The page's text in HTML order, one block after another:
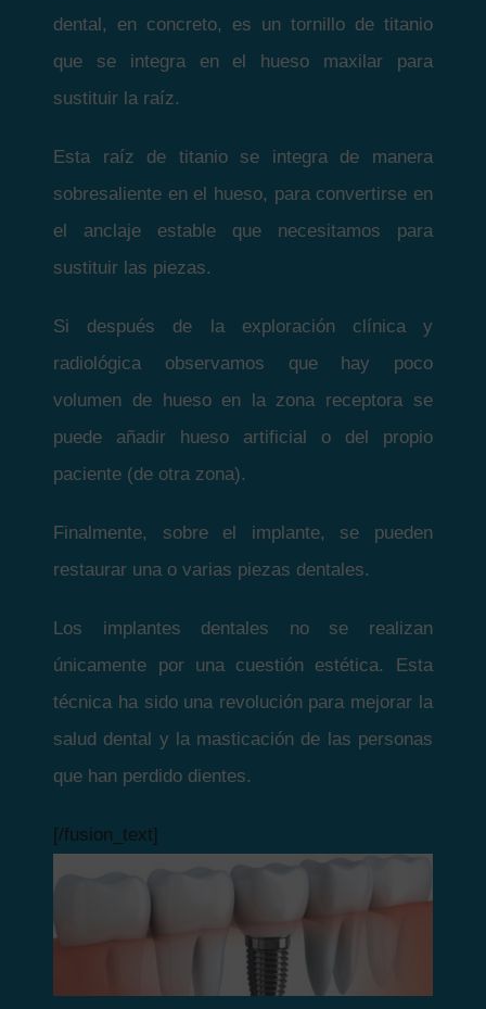
dental, en concreto, es un tornillo de titanio
que se integra en el hueso maxilar para
sustituir la raíz.
Esta raíz de titanio se integra de manera
sobresaliente en el hueso, para convertirse en
el anclaje estable que necesitamos para
sustituir las piezas.
Si después de la exploración clínica y
radiológica observamos que hay poco
volumen de hueso en la zona receptora se
puede añadir hueso artificial o del propio
paciente (de otra zona).
Finalmente, sobre el implante, se pueden
restaurar una o varias piezas dentales.
Los implantes dentales no se realizan
únicamente por una cuestión estética. Esta
técnica ha sido una revolución para mejorar la
salud dental y la masticación de las personas
que han perdido dientes.
[/fusion_text]